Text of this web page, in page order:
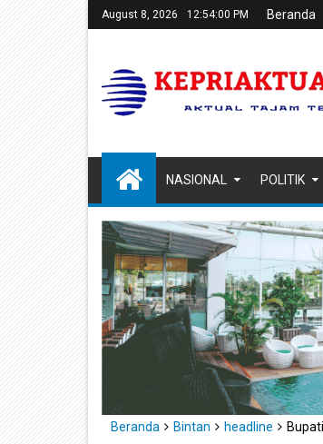
August 8, 2026 12:54:01 PM Beranda
NASIONAL POLITIK
Beranda Bintan headline